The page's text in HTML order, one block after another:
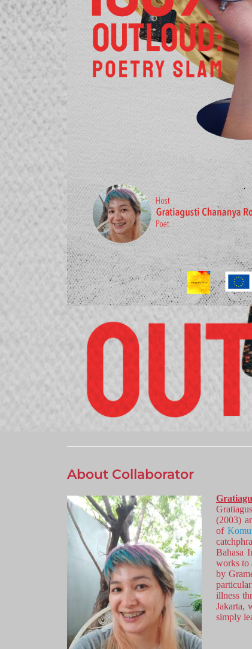
About Collaborator
(2003)
of
Bahasa
works to
by
illness
Jakarta,
simply